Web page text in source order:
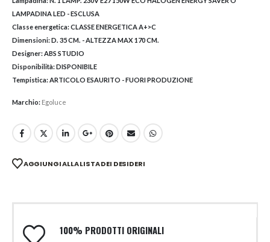
LAMPADINA LED - ESCLUSA
Classe energetica:CLASSE ENERGETICA A+>C
Dimensioni:D. 35 CM. - ALTEZZA MAX 170 CM.
Designer:ABS STUDIO
Disponibilità:DISPONIBILE
Tempistica:ARTICOLO ESAURITO - FUORI PRODUZIONE
Marchio: Egoluce
AGGIUNGI ALLA LISTA DEI DESIDERI
100% PRODOTTI ORIGINALI